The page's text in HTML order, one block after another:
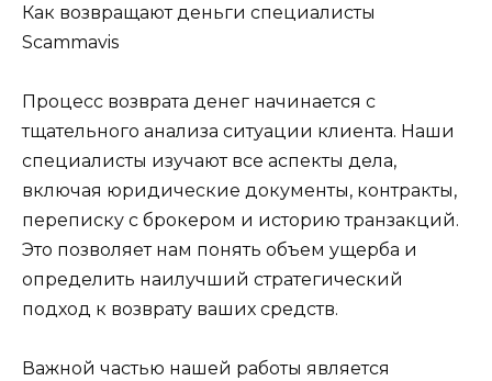
Как возвращают деньги специалисты
Scammavis
Процесс возврата денег начинается с
тщательного анализа ситуации клиента. Наши
специалисты изучают все аспекты дела,
включая юридические документы, контракты,
переписку с брокером и историю транзакций.
Это позволяет нам понять объем ущерба и
определить наилучший стратегический
подход к возврату ваших средств.
Важной частью нашей работы является